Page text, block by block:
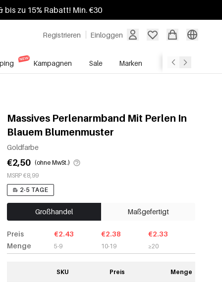
bis zu 15% Rabatt! Min. €30
Registrieren Einloggen
Kampagnen Sale Marken
Massives Perlenarmband Mit Perlen In
Blauem Blumenmuster
Goldfarbe
€2,50 (ohne MwSt.)
MSRP €8,99
2-5 TAGE
Großhandel Maßgefertigt
Preis
Menge
€2.43
5-9
€2.38
10-19
€2.33
≥20
SKU Preis Menge